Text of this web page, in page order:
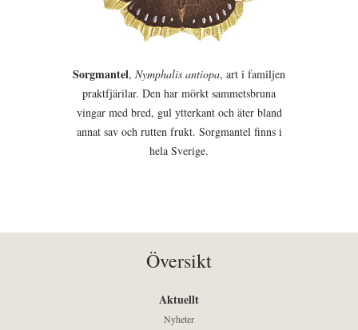
Sorgmantel, Nymphalis antiopa, art i familjen
praktfjärilar. Den har mörkt sammetsbruna
vingar med bred, gul ytterkant och äter bland
annat sav och rutten frukt. Sorgmantel finns i
hela Sverige.
Översikt
Aktuellt
Nyheter